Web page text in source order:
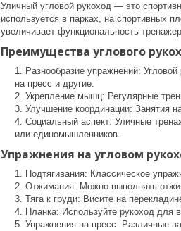
Уличный угловой рукоход — это
используется в парках, на спортивных
увеличивает функциональность
Преимущества углового
Разнообразие упражнений:
на пресс и другие.
Укрепление мышц: Регулярные
Улучшение координации: Занятия
Социальный аспект: Уличные
или единомышленников.
Упражнения на угловом
Подтягивания: Классическое
Отжимания: Можно выполнять
Тяга к груди: Висите на
Планка: Используйте рукоход для
Упражнения на пресс: Различные